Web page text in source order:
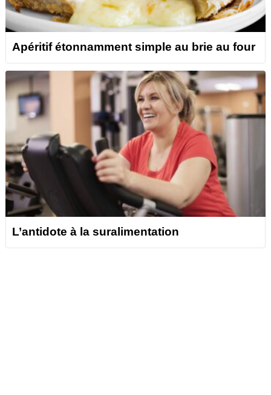
Apéritif étonnamment simple au brie au four
L’antidote à la suralimentation